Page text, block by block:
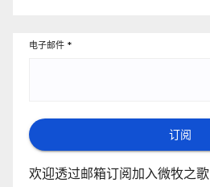
电子邮件 *
订阅
欢迎透过邮箱订阅加入微牧之